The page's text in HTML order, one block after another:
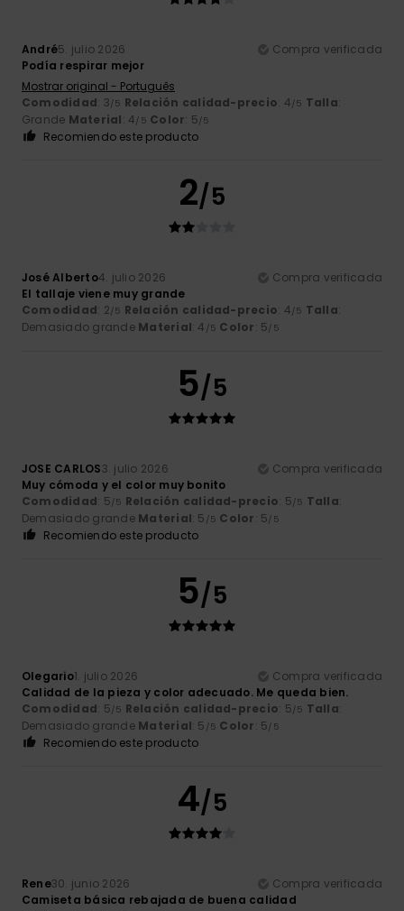
André5. julio 2026
Compra verificada
Podía respirar mejor
Mostrar original - Português
Comodidad: 3/5 Relación calidad-precio: 4/5 Talla:
Grande Material: 4/5 Color: 5/5
Recomiendo este producto
2/5
José Alberto4. julio 2026
Compra verificada
El tallaje viene muy grande
Comodidad: 2/5 Relación calidad-precio: 4/5 Talla:
Demasiado grande Material: 4 /5 Color: 5/5
5/5
JOSE CARLOS3. julio 2026
Compra verificada
Muy cómoda y el color muy bonito
Comodidad: 5/5 Relación calidad-precio: 5/5 Talla:
Demasiado grande Material: 5 /5 Color: 5/5
Recomiendo este producto
5/5
Olegario1. julio 2026
Compra verificada
Calidad de la pieza y color adecuado. Me queda bien.
Comodidad: 5/5 Relación calidad-precio: 5/5 Talla:
Demasiado grande Material: 5 /5 Color: 5/5
Recomiendo este producto
4/5
Rene30. junio 2026
Compra verificada
Camiseta básica rebajada de buena calidad